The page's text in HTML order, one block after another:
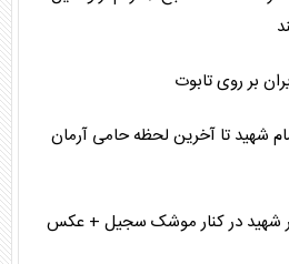
بر روی تابوت
شهید تا آخرین لحظه حامی آرمان
شهید در کنار موشک سجیل + عکس